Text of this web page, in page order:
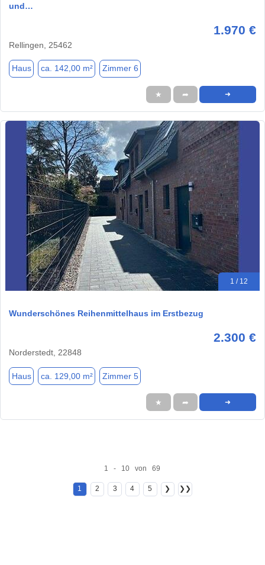
und…
1.970 €
Rellingen, 25462
Haus ca. 142,00 m² Zimmer 6
★ ➦ ➜
1 / 12
Wunderschönes Reihenmittelhaus im Erstbezug
2.300 €
Norderstedt, 22848
Haus ca. 129,00 m² Zimmer 5
★ ➦ ➜
1 - 10 von 69
1 2 3 4 5 ❯ ❯❯